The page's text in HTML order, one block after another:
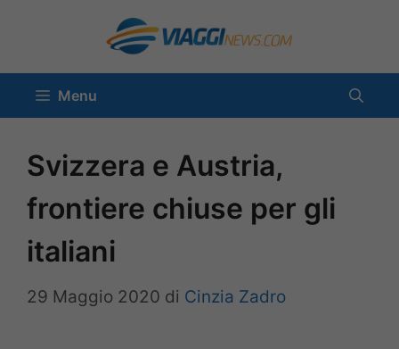
contenuto
Menu
Svizzera e Austria,
frontiere chiuse per gli
italiani
29 Maggio 2020 di Cinzia Zadro